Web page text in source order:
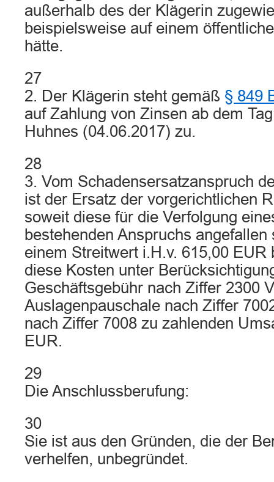
außerhalb des der Klägerin
beispielsweise auf einem
hätte.
27
2. Der Klägerin steht gemäß § 849
auf Zahlung von Zinsen ab dem
Huhnes (04.06.2017) zu.
28
3. Vom Schadensersatzanspruch
ist der Ersatz der vorgerichtlichen
soweit diese für die Verfolgung
bestehenden Anspruchs
einem Streitwert i.H.v. 615,00 EUR
diese Kosten unter
Geschäftsgebühr nach Ziffer 2300
Auslagenpauschale nach Ziffer
nach Ziffer 7008 zu zahlenden
EUR.
29
Die Anschlussberufung:
30
Sie ist aus den Gründen, die der
verhelfen, unbegründet.